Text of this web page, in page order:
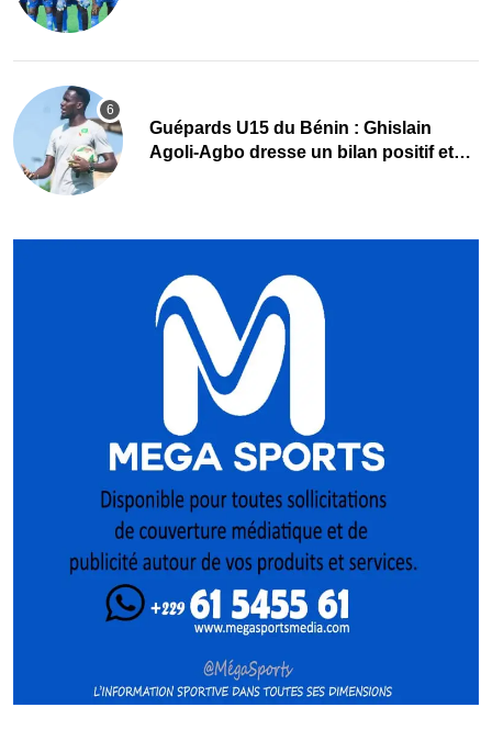
Guépards U15 du Bénin : Ghislain
Agoli-Agbo dresse un bilan positif et